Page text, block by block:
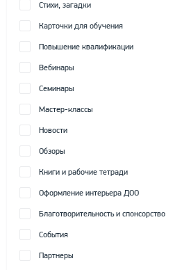
Стихи, загадки
Карточки для обучения
Повышение квалификации
Вебинары
Семинары
Мастер-классы
Новости
Обзоры
Книги и рабочие тетради
Оформление интерьера ДОО
Благотворительность и спонсорство
События
Партнеры